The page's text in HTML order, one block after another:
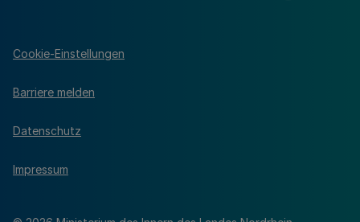
Cookie-Einstellungen
Barriere melden
Datenschutz
Impressum